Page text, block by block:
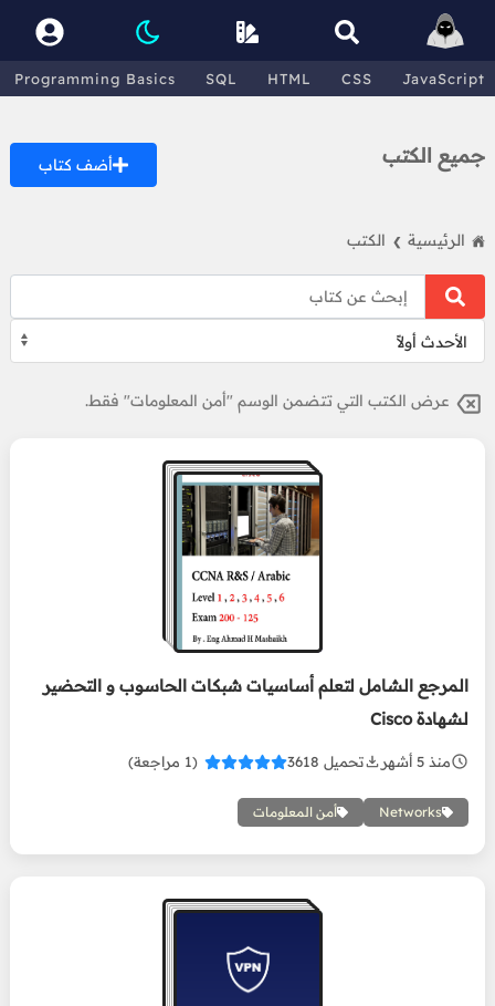
Programming Basics SQL HTML CSS JavaScript
جميع الكتب أضف كتاب
الرئيسية ❯ الكتب
عرض الكتب التي تتضمن الوسم "أمن المعلومات" فقط.
المرجع الشامل لتعلم
أساسيات شبكات
الحاسوب و التحضير
لشهادة Cisco
المرجع الشامل لتعلم أساسيات شبكات الحاسوب و التحضير
لشهادة Cisco
منذ 5 أشهر تحميل 3618 (1 مراجعة)
Networks أمن المعلومات
دليلك لإنشاء VPN